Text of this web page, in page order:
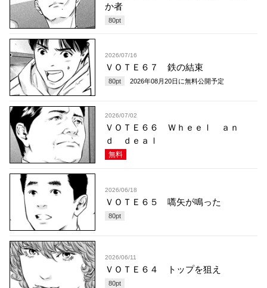
か者
80pt
2026/07/16
ＶＯＴＥ６７ 鉄の結束
80pt 2026年08月20日 に無料公開予定
2026/07/02
ＶＯＴＥ６６ Ｗｈｅｅｌ ａｎ
ｄ ｄｅａｌ
無料
2026/06/18
ＶＯＴＥ６５ 嚆矢が鳴った
80pt
2026/06/11
ＶＯＴＥ６４ トップを狙え
80pt